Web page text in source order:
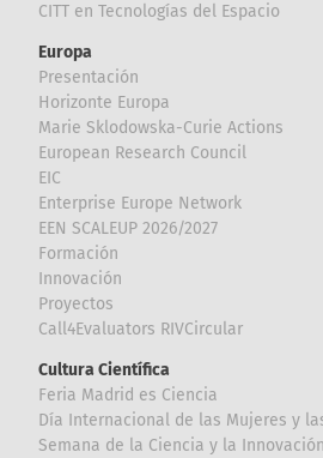
CITT en Tecnologías del Espacio
Europa
Presentación
Horizonte Europa
Marie Sklodowska-Curie Actions
European Research Council
EIC
Enterprise Europe Network
EEN SCALEUP 2026/2027
Formación
Innovación
Proyectos
Call4Evaluators RIVCircular
Cultura Científica
Feria Madrid es Ciencia
Día Internacional de las Mujeres y
Semana de la Ciencia y la